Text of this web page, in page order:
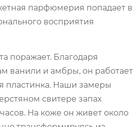
парфюмерия попадает в
восприятия
поражает. Благодаря
ванили и амбры, он работает
пластинка. Наши замеры
свитере запах
На коже он живет около